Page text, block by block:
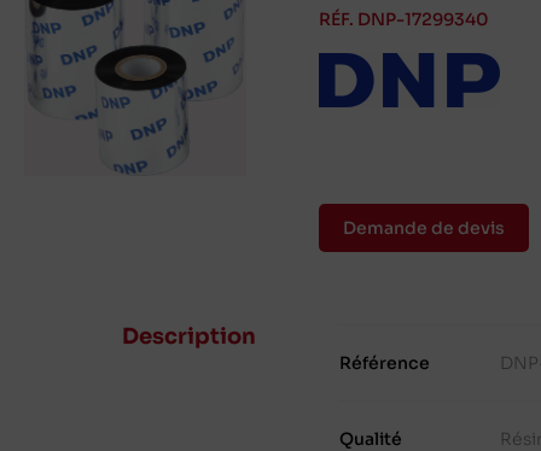
RÉF. DNP-17299340
Demande de devis
Description
Référence
Qualité